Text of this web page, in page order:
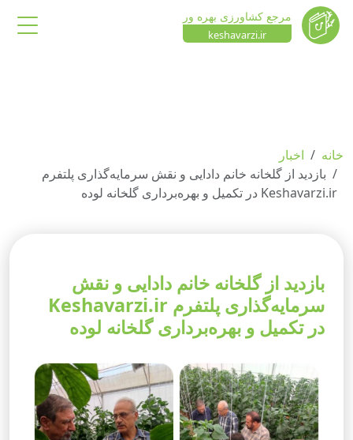
مرجع کشاورزی بهره ور
keshavarzi.ir
خانه
اخبار
بازدید از گلخانه خانم دادایی و نقش سرمایه‌گذاری پلتفرم
Keshavarzi.ir در تکمیل و بهره‌برداری گلخانه لوده
بازدید از گلخانه خانم دادایی و نقش
سرمایه‌گذاری پلتفرم Keshavarzi.ir
در تکمیل و بهره‌برداری گلخانه لوده